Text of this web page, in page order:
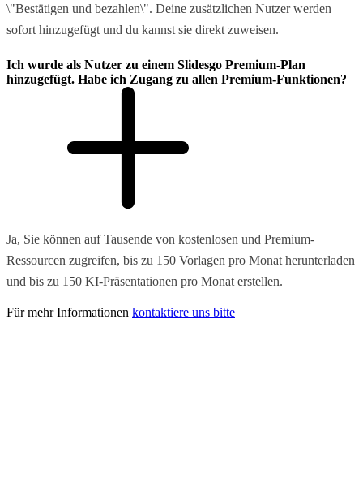
\"Bestätigen und bezahlen\". Deine zusätzlichen Nutzer werden
sofort hinzugefügt und du kannst sie direkt zuweisen.
Ich wurde als Nutzer zu einem Slidesgo Premium-Plan
hinzugefügt. Habe ich Zugang zu allen Premium-Funktionen?
Ja, Sie können auf Tausende von kostenlosen und Premium-
Ressourcen zugreifen, bis zu 150 Vorlagen pro Monat herunterladen
und bis zu 150 KI-Präsentationen pro Monat erstellen.
Für mehr Informationen kontaktiere uns bitte